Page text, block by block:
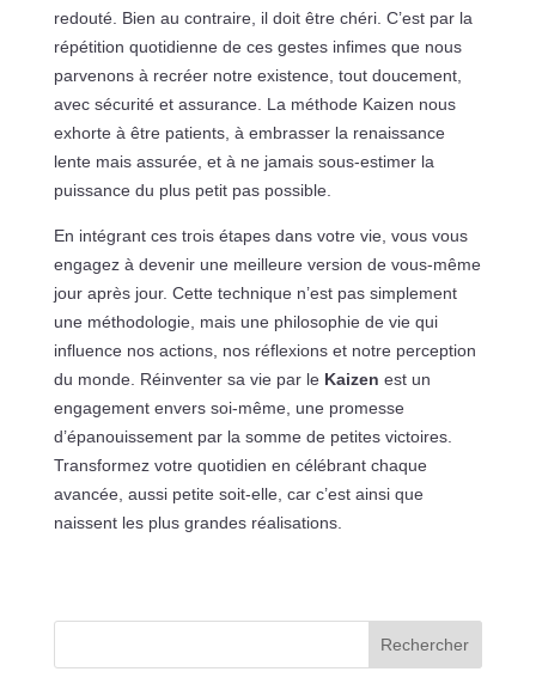
redouté. Bien au contraire, il doit être chéri. C’est par la
répétition quotidienne de ces gestes infimes que nous
parvenons à recréer notre existence, tout doucement,
avec sécurité et assurance. La méthode Kaizen nous
exhorte à être patients, à embrasser la renaissance
lente mais assurée, et à ne jamais sous-estimer la
puissance du plus petit pas possible.
En intégrant ces trois étapes dans votre vie, vous vous
engagez à devenir une meilleure version de vous-même
jour après jour. Cette technique n’est pas simplement
une méthodologie, mais une philosophie de vie qui
influence nos actions, nos réflexions et notre perception
du monde. Réinventer sa vie par le Kaizen est un
engagement envers soi-même, une promesse
d’épanouissement par la somme de petites victoires.
Transformez votre quotidien en célébrant chaque
avancée, aussi petite soit-elle, car c’est ainsi que
naissent les plus grandes réalisations.
Rechercher